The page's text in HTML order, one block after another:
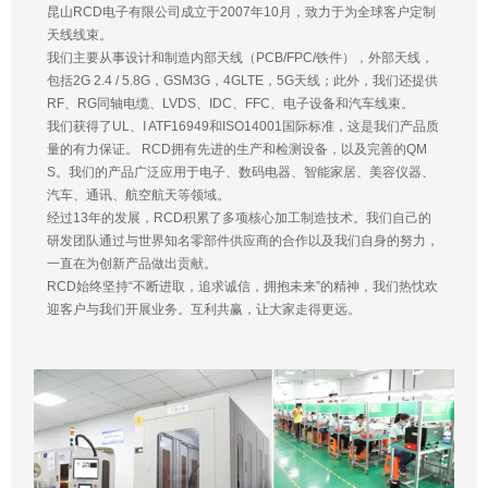
昆山RCD电子有限公司成立于2007年10月，致力于为全球客户定制
天线线束。
我们主要从事设计和制造内部天线（PCB/FPC/铁件），外部天线，
包括2G 2.4 / 5.8G，GSM3G，4GLTE，5G天线；此外，我们还提供
RF、RG同轴电缆、LVDS、IDC、FFC、电子设备和汽车线束。
我们获得了UL、I ATF16949和ISO14001国际标准，这是我们产品质
量的有力保证。 RCD拥有先进的生产和检测设备，以及完善的QM
S。我们的产品广泛应用于电子、数码电器、智能家居、美容仪器、
汽车、通讯、航空航天等领域。
经过13年的发展，RCD积累了多项核心加工制造技术。我们自己的
研发团队通过与世界知名零部件供应商的合作以及我们自身的努力，
一直在为创新产品做出贡献。
RCD始终坚持“不断进取，追求诚信，拥抱未来”的精神，我们热忱欢
迎客户与我们开展业务。互利共赢，让大家走得更远。